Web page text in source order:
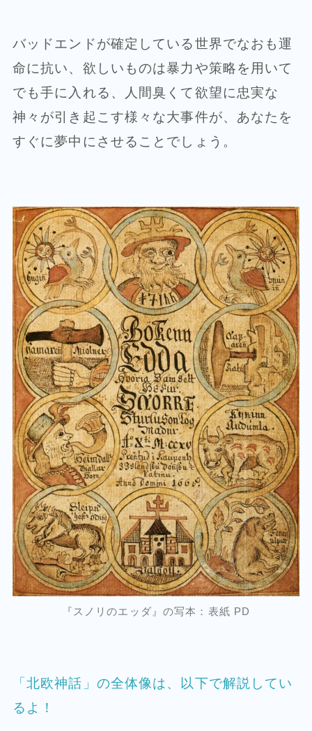
バッドエンドが確定している世界でなおも運
命に抗い、欲しいものは暴力や策略を用いて
でも手に入れる、人間臭くて欲望に忠実な
神々が引き起こす様々な大事件が、あなたを
すぐに夢中にさせることでしょう。
『スノリのエッダ』の写本：表紙 PD
「北欧神話」の全体像は、以下で解説してい
るよ！